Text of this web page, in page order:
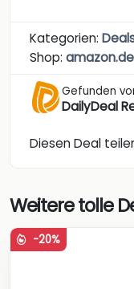
Kategorien:
Shop: amazon.de
Gefunden
DailyDeal
Diesen Deal
Weitere tolle
-20%